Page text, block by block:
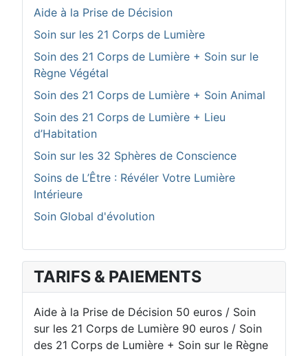
Aide à la Prise de Décision
Soin sur les 21 Corps de Lumière
Soin des 21 Corps de Lumière + Soin sur le
Règne Végétal
Soin des 21 Corps de Lumière + Soin Animal
Soin des 21 Corps de Lumière + Lieu
d’Habitation
Soin sur les 32 Sphères de Conscience
Soins de L’Être : Révéler Votre Lumière
Intérieure
Soin Global d'évolution
TARIFS & PAIEMENTS
Aide à la Prise de Décision 50 euros / Soin
sur les 21 Corps de Lumière 90 euros / Soin
des 21 Corps de Lumière + Soin sur le Règne